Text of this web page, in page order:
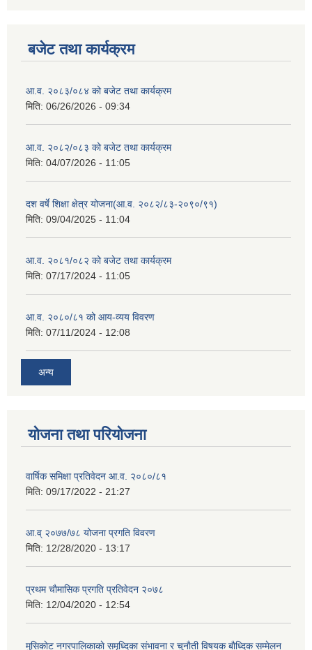
बजेट तथा कार्यक्रम
आ.व. २०८३/०८४ को बजेट तथा कार्यक्रम
मिति: 06/26/2026 - 09:34
आ.व. २०८२/०८३ को बजेट तथा कार्यक्रम
मिति: 04/07/2026 - 11:05
दश वर्षे शिक्षा क्षेत्र योजना(आ.व. २०८२/८३-२०९०/९१)
मिति: 09/04/2025 - 11:04
आ.व. २०८१/०८२ को बजेट तथा कार्यक्रम
मिति: 07/17/2024 - 11:05
आ.व. २०८०/८१ को आय-व्यय विवरण
मिति: 07/11/2024 - 12:08
अन्य
योजना तथा परियोजना
वार्षिक समिक्षा प्रतिवेदन आ.व. २०८०/८१
मिति: 09/17/2022 - 21:27
आ.व् २०७७/७८ योजना प्रगति विवरण
मिति: 12/28/2020 - 13:17
प्रथम चाैमासिक प्रगति प्रतिवेदन २०७८
मिति: 12/04/2020 - 12:54
मुसिकाेट नगरपालिकाकाे समृध्दिका संभावना र चुनाैती विषयक बाैध्दिक सम्मेलन